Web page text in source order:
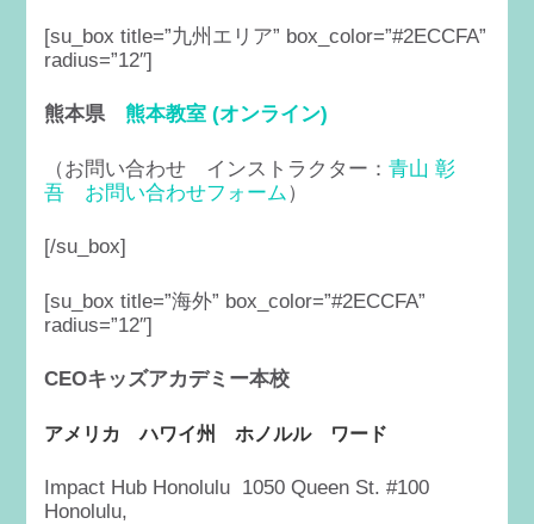
[su_box title=”九州エリア” box_color=”#2ECCFA”
radius=”12″]
熊本県熊本教室 (オンライン)
（お問い合わせ インストラクター：青山 彰
吾
お問い合わせフォーム ）
[/su_box]
[su_box title=”海外” box_color=”#2ECCFA”
radius=”12″]
CEOキッズアカデミー本校
アメリカ ハワイ州 ホノルル ワード
Impact Hub Honolulu 1050 Queen St. #100
Honolulu,